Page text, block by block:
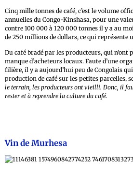
Cinq mille tonnes de café, c’est le volume
annuelles du Congo-Kinshasa, pour une
contre 100 000 à 120 000 tonnes il y a au
de 250 millions de dollars, ce qui représente
Du café bradé par les producteurs, qui n’ont
manque d’acheteurs locaux. Faute d’une
filière, il y a aujourd’hui peu de Congolais
production de café sur les petites parcelles,
le terrain, les producteurs ont vieilli. Donc, il
rester et à reprendre la culture du café.
Vin de Murhesa